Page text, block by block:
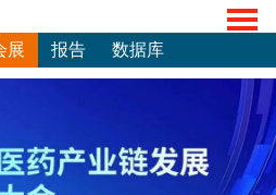
展 报告 数据库